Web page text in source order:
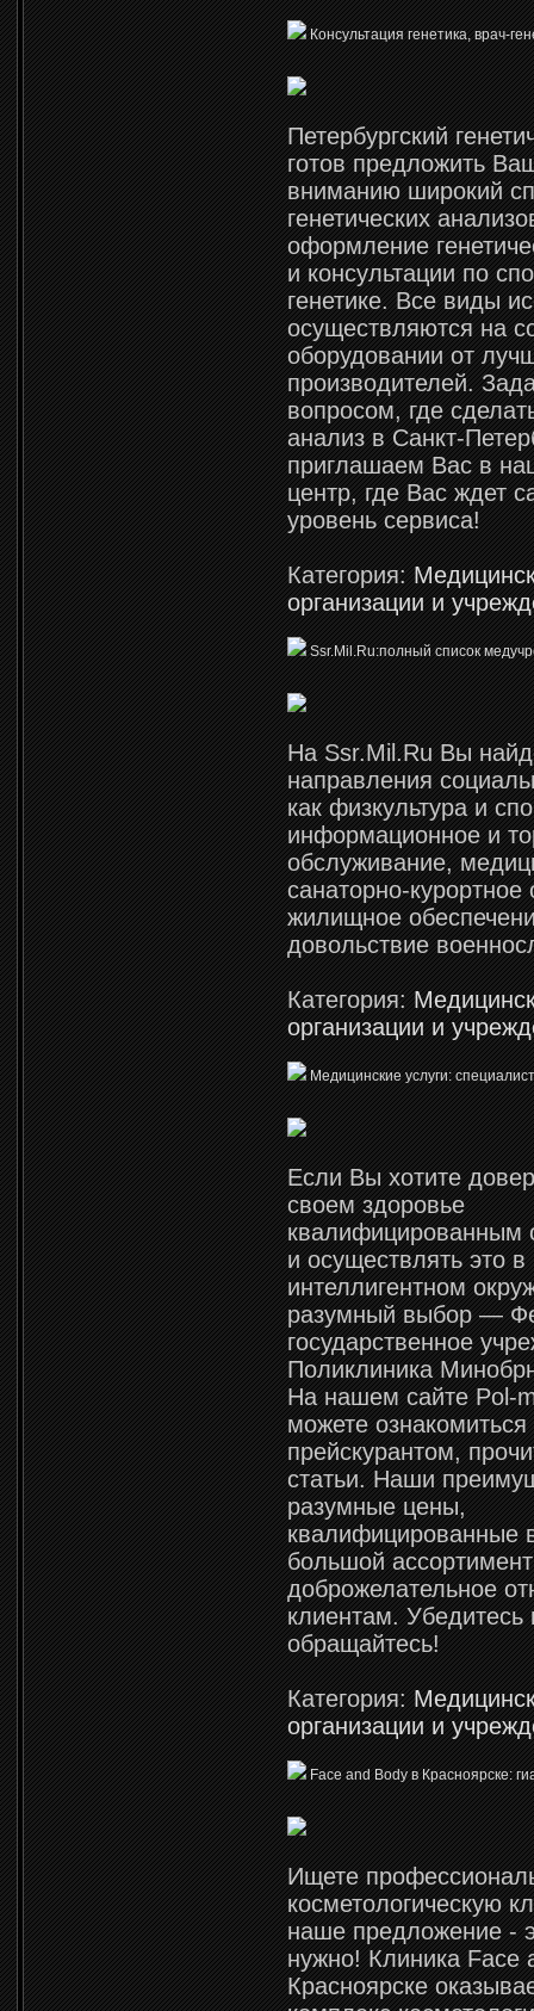
Консультация генетика, врач-
Петербургский
готов предложить
вниманию широкий
генетических
оформление
и консультации по
генетике. Все виды
осуществляются на
оборудовании от
производителей.
вопросом, где
анализ в Санкт-
приглашаем Вас в
центр, где Вас ждет
уровень сервиса!
Категория:
организации и
Ssr.Mil.Ru:полный список
На Ssr.Mil.Ru Вы
направления
как физкультура и
информационное и
обслуживание,
санаторно-курортное
жилищное
довольствие
Категория:
организации и
Медицинские услуги:
Если Вы хотите
своем здоровье
квалифицированным
и осуществлять это в
интеллигентном
разумный выбор —
государственное
Поликлиника
На нашем сайте Pol-
можете ознакомиться
прейскурантом,
статьи. Наши
разумные цены,
квалифицированные
большой ассортимент
доброжелательное
клиентам.
обращайтесь!
Категория:
организации и
Face and Body в Красноярске:
Ищете
косметологическую
наше предложение -
нужно! Клиника Face
Красноярске